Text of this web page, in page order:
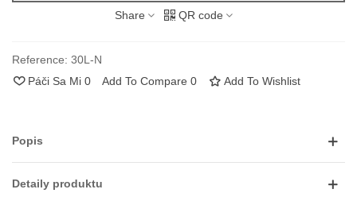
Share QR code
Reference: 30L-N
Páči Sa Mi 0 Add To Compare 0 Add To Wishlist
Popis
Detaily produktu